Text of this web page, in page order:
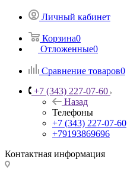
Личный кабинет
Корзина0
Отложенные0
Сравнение товаров0
+7 (343) 227-07-60
Назад
Телефоны
+7 (343) 227-07-60
+79193869696
Контактная информация